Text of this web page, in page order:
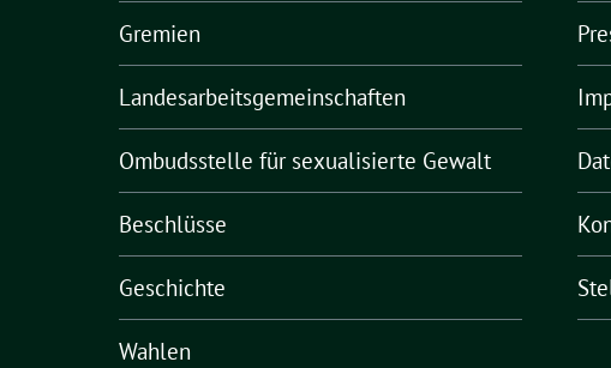
Gremien
Landesarbeitsgemeinschaften
Ombudsstelle für sexualisierte Gewalt
Beschlüsse
Geschichte
Wahlen